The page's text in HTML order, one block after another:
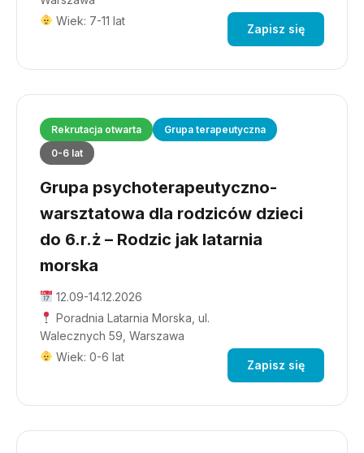
Wiek: 7-11 lat
Zapisz się
Rekrutacja otwarta
Grupa terapeutyczna
0-6 lat
Grupa psychoterapeutyczno-
warsztatowa dla rodziców dzieci
do 6.r.ż – Rodzic jak latarnia
morska
12.09-14.12.2026
Poradnia Latarnia Morska, ul.
Walecznych 59, Warszawa
Wiek: 0-6 lat
Zapisz się